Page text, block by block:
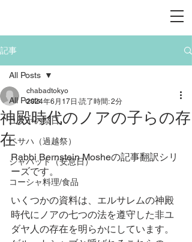
記事
All Posts
ユダヤの祭日
ペサハ（過越祭）
シャバット（安息日）
コーシャ料理/食品
All Posts
神殿時代のノアの子らの存
在
chabadtokyo
2024年6月17日 読了時間: 2分
Rabbi Bernstein Mosheの記事翻訳シリ
ーズです。
いくつかの資料は、エルサレムの神殿
時代にノアの七つの法を遵守した非ユ
ダヤ人の存在を明らかにしています。